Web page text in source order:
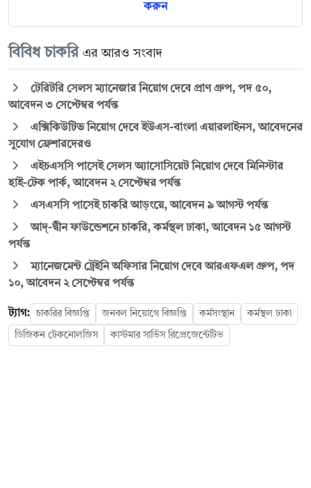
করুন
বিবিধ চাকরি এর আরও সংবাদ
টেরিটরি সেলস ম্যানেজার নিয়োগ দেবে প্রাণ গ্রুপ, পদ ৫০,
আবেদন ৩ সেপ্টেম্বর পর্যন্ত
এক্সিকিউটিভ নিয়োগ দেবে ইউএস-বাংলা এয়ারলাইনস, আবেদনের
সুযোগ ফ্রেশারদেরও
এইচএসসি পাসেই সেলস অ্যাসোসিয়েট নিয়োগ দেবে মিনিস্টার
হাই-টেক পার্ক, আবেদন ২ সেপ্টেম্বর পর্যন্ত
এসএসসি পাসেই চাকরি আড়ংয়ে, আবেদন ৯ আগস্ট পর্যন্ত
আদ্-দ্বীন ফাউন্ডেশনে চাকরি, কর্মস্থল ঢাকা, আবেদন ১৫ আগস্ট
পর্যন্ত
ম্যানেজমেন্ট ট্রেইনি অফিসার নিয়োগ দেবে আরএফএল গ্রুপ, পদ
১০, আবেদন ২ সেপ্টেম্বর পর্যন্ত
ট্যাগ: চাকরির বিজ্ঞপ্তি জনবল নিয়োগে বিজ্ঞপ্তি কর্মসংস্থান কর্মস্থল ঢাকা
ডিজিকন টেকনোলজিস কাস্টমার সার্ভিস রিপ্রেজেন্টেটিভ